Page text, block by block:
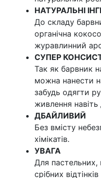
НАТУРАЛЬНІ
До складу
органічна
журавлинний
СУПЕР
Так як барвник
можна нанести
забудь одягти
живлення
ДБАЙЛИВИЙ
Без вмісту
хімікатів.
УВАГА
Для
срібних